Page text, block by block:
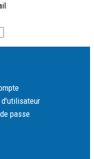
d'utilisateur
passe